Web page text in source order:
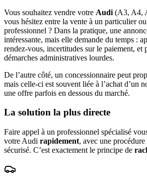
Vous souhaitez vendre votre Audi (A3, A4,
vous hésitez entre la vente à un particulier
professionnel ? Dans la pratique, une
intéressante, mais elle demande du temps :
rendez-vous, incertitudes sur le paiement, et
démarches administratives lourdes.
De l’autre côté, un concessionnaire peut
mais celle-ci est souvent liée à l’achat d’un
une offre parfois en dessous du marché.
La solution la plus directe
Faire appel à un professionnel spécialisé
votre Audi rapidement, avec une
sécurisé. C’est exactement le principe de